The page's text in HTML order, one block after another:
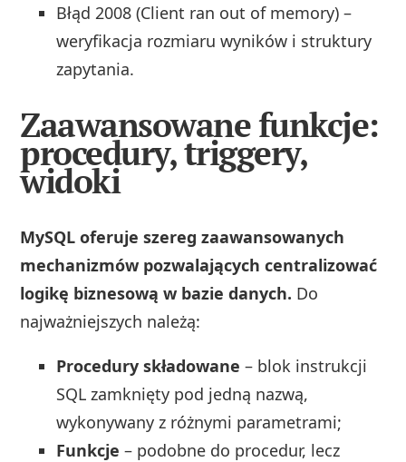
Błąd 2008 (Client ran out of memory) –
weryfikacja rozmiaru wyników i struktury
zapytania.
Zaawansowane funkcje:
procedury, triggery,
widoki
MySQL oferuje szereg zaawansowanych
mechanizmów pozwalających centralizować
logikę biznesową w bazie danych. Do
najważniejszych należą:
Procedury składowane – blok instrukcji
SQL zamknięty pod jedną nazwą,
wykonywany z różnymi parametrami;
Funkcje – podobne do procedur, lecz